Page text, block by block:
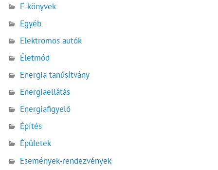
E-könyvek
Egyéb
Elektromos autók
Életmód
Energia tanúsítvány
Energiaellátás
Energiafigyelő
Építés
Épületek
Események-rendezvények